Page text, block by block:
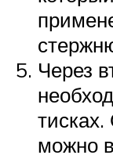
Через
тисках.
можно